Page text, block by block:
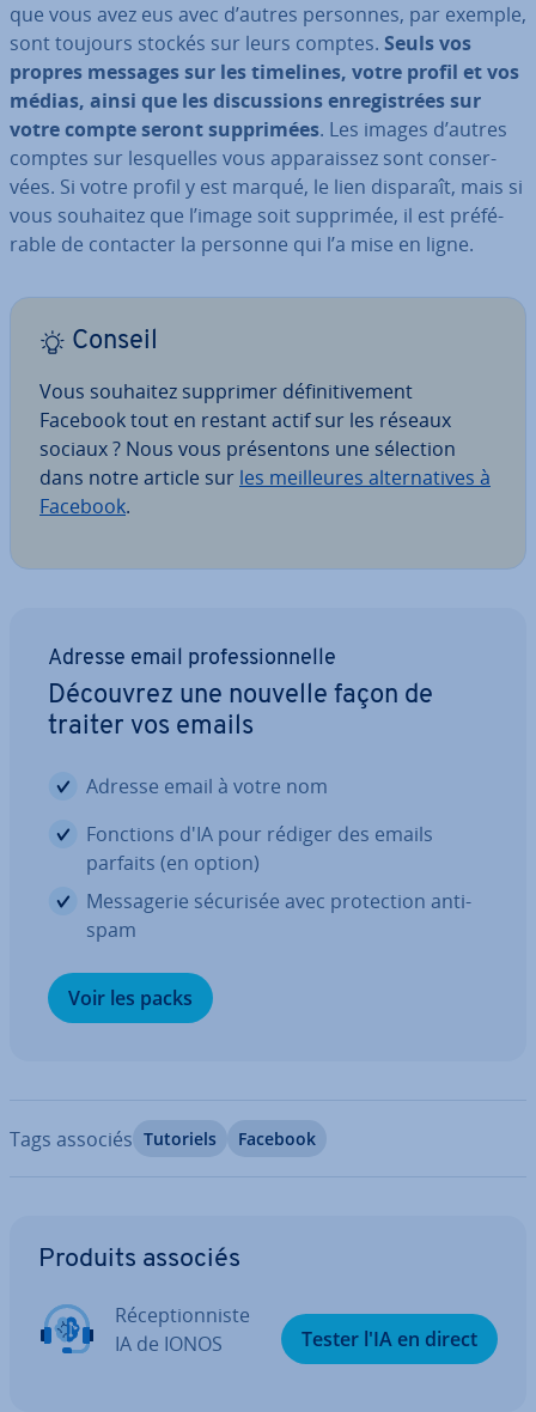
que vous avez eus avec d’autres personnes, par exemple,
sont toujours stockés sur leurs comptes. Seuls vos
propres messages sur les timelines, votre profil et vos
médias, ainsi que les dis­cus­sions en­re­gis­trées sur
votre compte seront sup­pri­mées. Les images d’autres
comptes sur les­quelles vous ap­pa­rais­sez sont con­ser­
vées. Si votre profil y est marqué, le lien disparaît, mais si
vous souhaitez que l’image soit supprimée, il est pré­fé­
rable de contacter la personne qui l’a mise en ligne.
Conseil
Vous souhaitez supprimer dé­fi­ni­ti­ve­ment
Facebook tout en restant actif sur les réseaux
sociaux ? Nous vous pré­sen­tons une sélection
dans notre article sur les meil­leures al­ter­na­tives à
Facebook.
Adresse email pro­fes­sion­nelle
Découvrez une nouvelle façon de
traiter vos emails
Adresse email à votre nom
Fonctions d'IA pour rédiger des emails
parfaits (en option)
Mes­sa­ge­rie sécurisée avec pro­tec­tion anti-
spam
Voir les packs
Tags associés Tutoriels Facebook
Produits associés
Ré­cep­tion­niste
IA de IONOS
Tester l'IA en direct